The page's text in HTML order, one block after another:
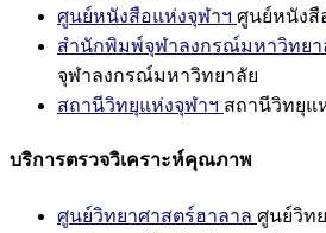
ศูนย์หนังสือแห่งจุฬาฯ ศูนย์หนังสื
สำนักพิมพ์จุฬาลงกรณ์มหาวิทยา
จุฬาลงกรณ์มหาวิทยาลัย
สถานีวิทยุแห่งจุฬาฯ สถานีวิทยุแ
บริการตรวจวิเคราะห์คุณภาพ
ศูนย์วิทยาศาสตร์ฮาลาล ศูนย์วิท